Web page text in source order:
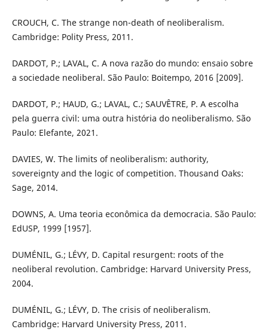
CROUCH, C. The strange non-death of neoliberalism.
Cambridge: Polity Press, 2011.
DARDOT, P.; LAVAL, C. A nova razão do mundo: ensaio sobre
a sociedade neoliberal. São Paulo: Boitempo, 2016 [2009].
DARDOT, P.; HAUD, G.; LAVAL, C.; SAUVÊTRE, P. A escolha
pela guerra civil: uma outra história do neoliberalismo. São
Paulo: Elefante, 2021.
DAVIES, W. The limits of neoliberalism: authority,
sovereignty and the logic of competition. Thousand Oaks:
Sage, 2014.
DOWNS, A. Uma teoria econômica da democracia. São Paulo:
EdUSP, 1999 [1957].
DUMÉNIL, G.; LÉVY, D. Capital resurgent: roots of the
neoliberal revolution. Cambridge: Harvard University Press,
2004.
DUMÉNIL, G.; LÉVY, D. The crisis of neoliberalism.
Cambridge: Harvard University Press, 2011.